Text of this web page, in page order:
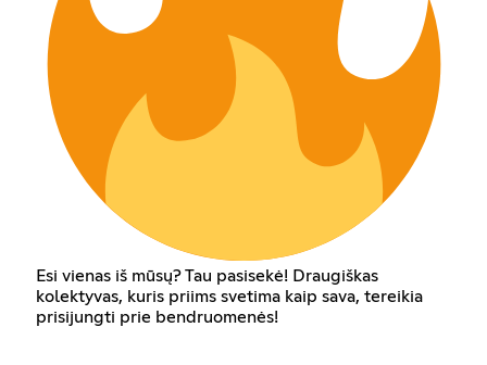
Esi vienas iš mūsų? Tau pasisekė! Draugiškas
kolektyvas, kuris priims svetima kaip sava, tereikia
prisijungti prie bendruomenės!